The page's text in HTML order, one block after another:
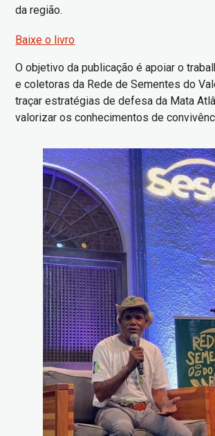
da região.
Baixe o livro
O objetivo da publicação é apoiar o
e coletoras da Rede de Sementes do
traçar estratégias de defesa da Mata
valorizar os conhecimentos de
Imagem